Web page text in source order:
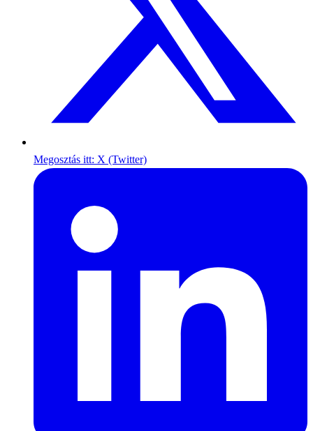
Megosztás itt: X (Twitter)